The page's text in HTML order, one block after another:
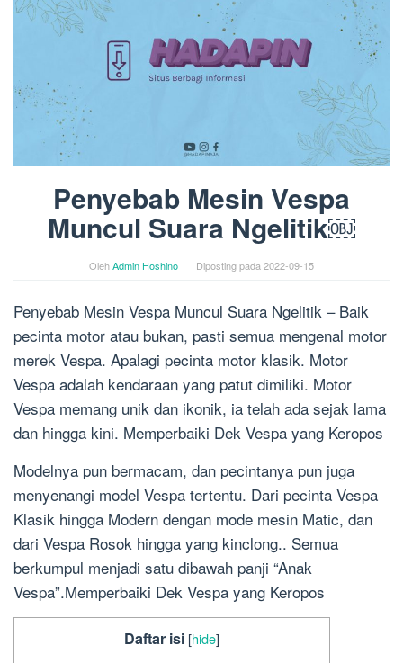
Penyebab Mesin Vespa
Muncul Suara Ngelitik￼
OlehAdmin Hoshino Diposting pada 2022-09-15
Penyebab Mesin Vespa Muncul Suara Ngelitik – Baik
pecinta motor atau bukan, pasti semua mengenal motor
merek Vespa. Apalagi pecinta motor klasik. Motor
Vespa adalah kendaraan yang patut dimiliki. Motor
Vespa memang unik dan ikonik, ia telah ada sejak lama
dan hingga kini. Memperbaiki Dek Vespa yang Keropos
Modelnya pun bermacam, dan pecintanya pun juga
menyenangi model Vespa tertentu. Dari pecinta Vespa
Klasik hingga Modern dengan mode mesin Matic, dan
dari Vespa Rosok hingga yang kinclong.. Semua
berkumpul menjadi satu dibawah panji “Anak
Vespa”.Memperbaiki Dek Vespa yang Keropos
Daftar isi [hide]